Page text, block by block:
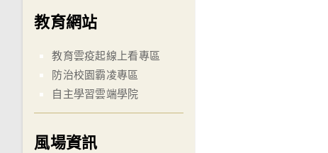
教育網站
教育雲疫起線上看專區
防治校園霸凌專區
自主學習雲端學院
風場資訊